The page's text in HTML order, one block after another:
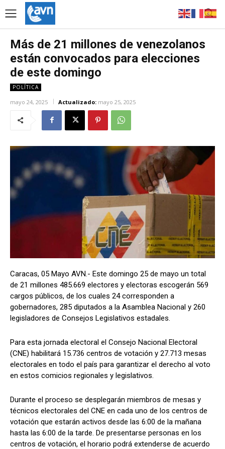
Más de 21 millones de venezolanos
están convocados para elecciones
de este domingo
POLÍTICA
mayo 24, 2025 Actualizado: mayo 25, 2025
Caracas, 05 Mayo AVN.- Este domingo 25 de mayo un total
de 21 millones 485.669 electores y electoras escogerán 569
cargos públicos, de los cuales 24 corresponden a
gobernadores, 285 diputados a la Asamblea Nacional y 260
legisladores de Consejos Legislativos estadales.
Para esta jornada electoral el Consejo Nacional Electoral
(CNE) habilitará 15.736 centros de votación y 27.713 mesas
electorales en todo el país para garantizar el derecho al voto
en estos comicios regionales y legislativos.
Durante el proceso se desplegarán miembros de mesas y
técnicos electorales del CNE en cada uno de los centros de
votación que estarán activos desde las 6:00 de la mañana
hasta las 6:00 de la tarde. De presentarse personas en los
centros de votación, el horario podrá extenderse de acuerdo